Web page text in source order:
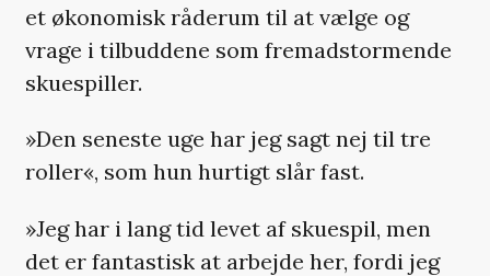
et økonomisk råderum til at vælge og
vrage i tilbuddene som fremadstormende
skuespiller.
»Den seneste uge har jeg sagt nej til tre
roller«, som hun hurtigt slår fast.
»Jeg har i lang tid levet af skuespil, men
det er fantastisk at arbejde her, fordi jeg